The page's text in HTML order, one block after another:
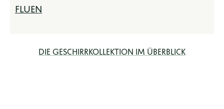
FLUEN
DIE GESCHIRRKOLLEKTION IM ÜBERBLICK